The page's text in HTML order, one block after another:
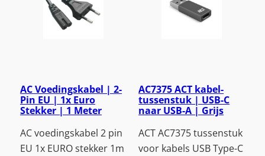
AC Voedingskabel | 2-
Pin EU | 1x Euro
Stekker | 1 Meter
AC voedingskabel 2 pin
EU 1x EURO stekker 1m
AC7375 ACT kabel-
tussenstuk | USB-C
naar USB-A | Grijs
ACT AC7375 tussenstuk
voor kabels USB Type-C